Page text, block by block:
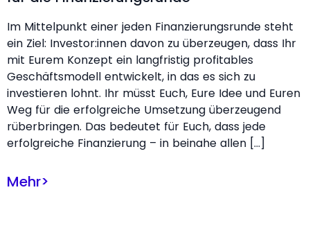
Im Mittelpunkt einer jeden Finanzierungsrunde steht
ein Ziel: Investor:innen davon zu überzeugen, dass Ihr
mit Eurem Konzept ein langfristig profitables
Geschäftsmodell entwickelt, in das es sich zu
investieren lohnt. Ihr müsst Euch, Eure Idee und Euren
Weg für die erfolgreiche Umsetzung überzeugend
rüberbringen. Das bedeutet für Euch, dass jede
erfolgreiche Finanzierung – in beinahe allen […]
Mehr>